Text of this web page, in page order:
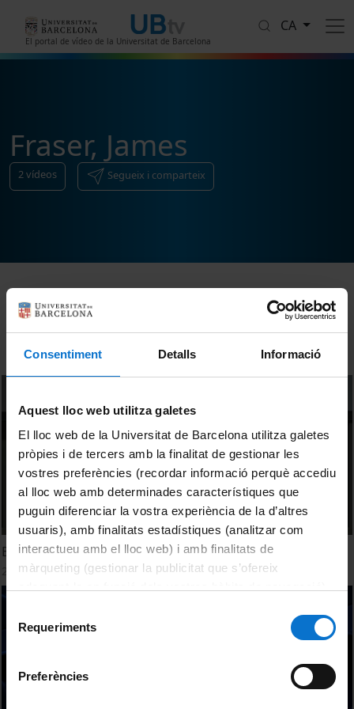
Consentiment Detalls Informació
Aquest lloc web utilitza galetes
El lloc web de la Universitat de Barcelona utilitza galetes
pròpies i de tercers amb la finalitat de gestionar les
vostres preferències (recordar informació perquè accediu
al lloc web amb determinades característiques que
puguin diferenciar la vostra experiència de la d’altres
usuaris), amb finalitats estadístiques (analitzar com
interactueu amb el lloc web) i amb finalitats de
màrqueting (gestionar la publicitat que s’ofereix
consultar laPolítica de galetes del lloc web de la
consentiment
Requeriments
Preferències
El portal de vídeo de la Universitat de Barcelona
CA
Fraser, James
2vídeos Segueix i comparteix
Ordenar
El paper de la universitat en la formació inicial de mestres
24 febrer, 2015